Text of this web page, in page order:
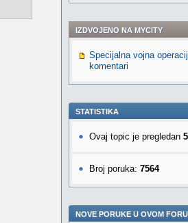
IZDVOJENO NA MYCITY
Specijalna vojna
komentari
STATISTIKA
Ovaj topic je pregledan
Broj poruka: 7564
NOVE PORUKE U OVOM